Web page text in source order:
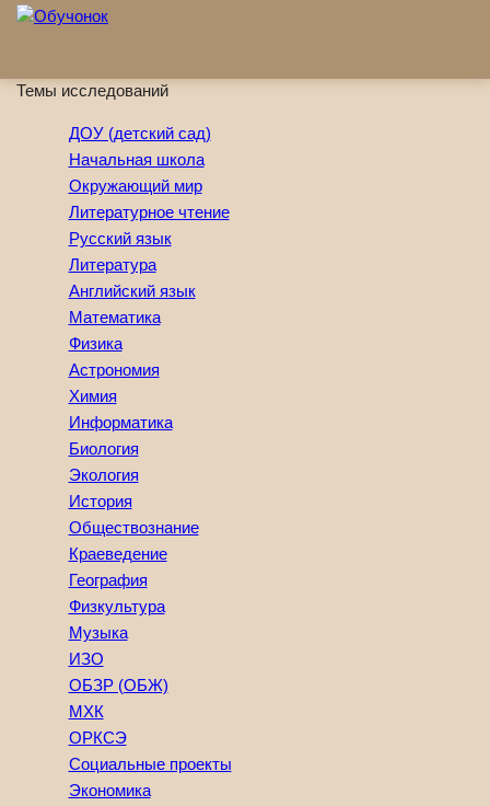
Перейти к основному содержанию
Темы исследований
ДОУ (детский сад)
Начальная школа
Окружающий мир
Литературное чтение
Русский язык
Литература
Английский язык
Математика
Физика
Астрономия
Химия
Информатика
Биология
Экология
История
Обществознание
Краеведение
География
Физкультура
Музыка
ИЗО
ОБЗР (ОБЖ)
МХК
ОРКСЭ
Социальные проекты
Экономика